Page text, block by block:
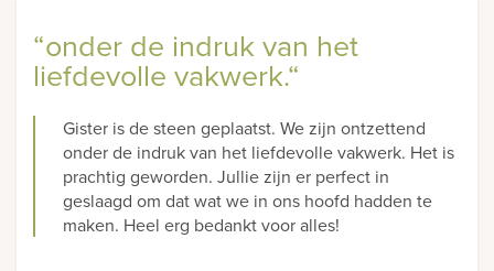
“onder de indruk van het
liefdevolle vakwerk.“
Gister is de steen geplaatst. We zijn ontzettend
onder de indruk van het liefdevolle vakwerk. Het is
prachtig geworden. Jullie zijn er perfect in
geslaagd om dat wat we in ons hoofd hadden te
maken. Heel erg bedankt voor alles!